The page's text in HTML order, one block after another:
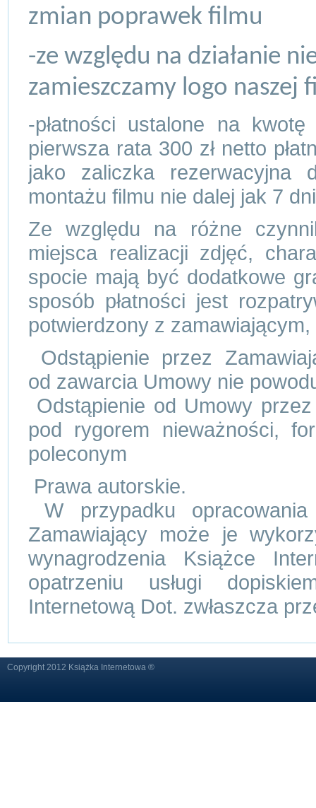
zmian poprawek filmu
-ze względu na działanie
zamieszczamy logo naszej
-płatności ustalone na
pierwsza rata 300 zł netto
jako zaliczka
montażu filmu nie dalej jak 7
Ze względu na różne
miejsca realizacji zdjęć,
spocie mają być dodatkowe
sposób płatności jest
potwierdzony z
Odstąpienie przez
od zawarcia Umowy nie
Odstąpienie od Umowy
pod rygorem nieważności,
poleconym
Prawa autorskie.
W przypadku
Zamawiający może je
wynagrodzenia Książce
opatrzeniu usługi
Internetową Dot. zwłaszcza
Copyright 2012 Książka Internetowa ®